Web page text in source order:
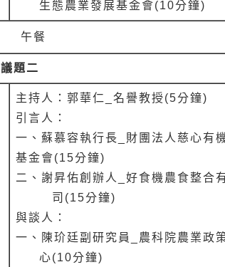
生態農業發展基金會(10分鐘)
午餐
議題二
主持人：郭華仁_名譽教授(5分鐘)
引言人
：
一、 蘇慕容執行長_財團法人慈心有
基金會(15分鐘)
二 、 謝昇佑創辦人_好食機農食整合
司(15分鐘)
與談人
：
一 、
陳玠廷副研究員_農科院農業政
心(10分鐘)